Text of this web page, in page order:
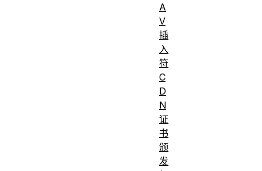
A
V
插
入
符
C
D
N
证
书
颁
发